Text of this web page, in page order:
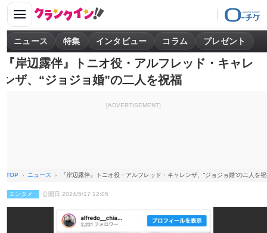
ニュース 特集 インタビュー コラム プレゼント
『岸辺露伴』トニオ役・アルフレッド・キャレ
ンザ、“ジョジョ婚”の二人を祝福
[ADVERTISEMENT]
TOP ニュース 『岸辺露伴』トニオ役・アルフレッド・キャレンザ、“ジョジョ婚”の二人を
エンタメ 公開日 2024/5/17 12:05